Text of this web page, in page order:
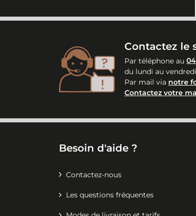
Contactez le
Par téléphone au
du lundi au vendredi
Par mail via notre
Contactez votre
Besoin d'aide ?
Contactez-nous
Les questions fréquentes